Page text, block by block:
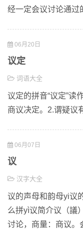
经一定会议讨论通过
06月20日
议定
词语大全
议定的拼音“议定”读
商议决定。2.谓疑议
06月07日
议
汉字大全
议的声母和韵母yi议
么拼yì议简介议（議
讨论，商量：商议。